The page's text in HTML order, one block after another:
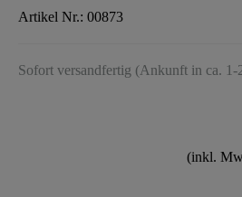
Artikel Nr.: 00873
Sofort versandfertig (Ankunft in ca. 1-
(inkl.